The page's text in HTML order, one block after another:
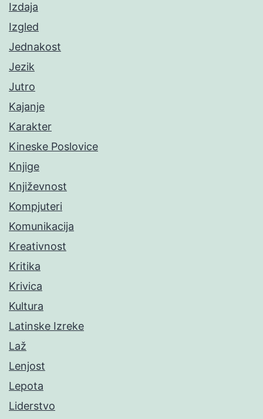
Izdaja
Izgled
Jednakost
Jezik
Jutro
Kajanje
Karakter
Kineske Poslovice
Knjige
Književnost
Kompjuteri
Komunikacija
Kreativnost
Kritika
Krivica
Kultura
Latinske Izreke
Laž
Lenjost
Lepota
Liderstvo